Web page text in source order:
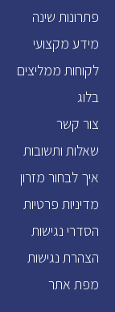
פתרונות שינה
מידע מקצועי
לקוחות ממליצים
בלוג
צור קשר
שאלות ותשובות
איך לבחור מזרון
מדיניות פרטיות
הסדרי נגישות
הצהרת נגישות
מפת אתר